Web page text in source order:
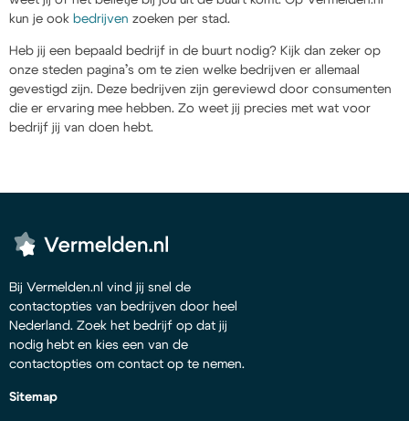
kun je ook bedrijven zoeken per stad.
Heb jij een bepaald bedrijf in de buurt nodig? Kijk dan zeker op
onze steden pagina’s om te zien welke bedrijven er allemaal
gevestigd zijn. Deze bedrijven zijn gereviewd door consumenten
die er ervaring mee hebben. Zo weet jij precies met wat voor
bedrijf jij van doen hebt.
Bij Vermelden.nl vind jij snel de
contactopties van bedrijven door heel
Nederland. Zoek het bedrijf op dat jij
nodig hebt en kies een van de
contactopties om contact op te nemen.
Sitemap